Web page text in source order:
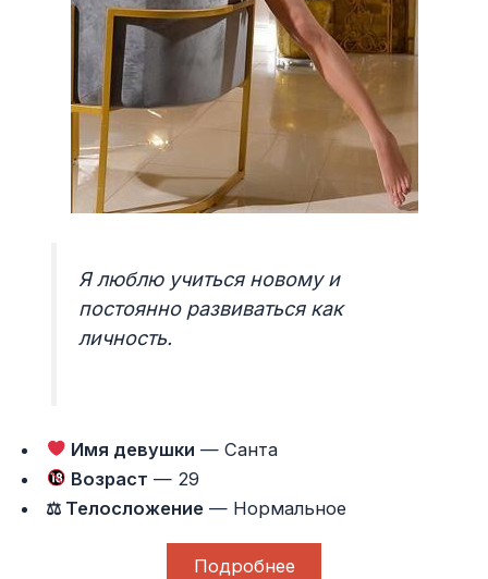
Я люблю учиться новому и
постоянно развиваться как
личность.
Имя девушки — Санта
Возраст — 29
⚖ Телосложение — Нормальное
Подробнее